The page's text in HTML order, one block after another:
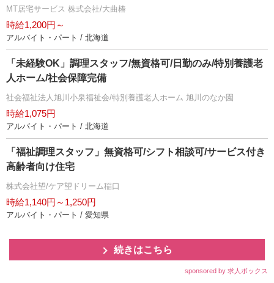
MT居宅サービス 株式会社/大曲椿
時給1,200円～
アルバイト・パート / 北海道
「未経験OK」調理スタッフ/無資格可/日勤のみ/特別養護老
人ホーム/社会保障完備
社会福祉法人旭川小泉福祉会/特別養護老人ホーム 旭川のなか園
時給1,075円
アルバイト・パート / 北海道
「福祉調理スタッフ」無資格可/シフト相談可/サービス付き
高齢者向け住宅
株式会社望/ケア望ドリーム稲口
時給1,140円～1,250円
アルバイト・パート / 愛知県
続きはこちら
sponsored by 求人ボックス